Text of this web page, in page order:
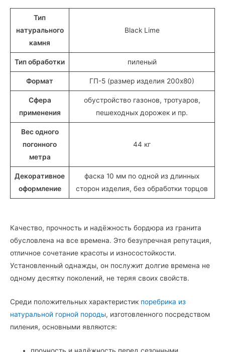
см)
Тип
натурального
камня
Black Lime
Тип обработки пиленый
Формат ГП-5 (размер изделия 200х80)
Сфера
применения
обустройство газонов, тротуаров,
пешеходных дорожек и пр.
Вес одного
погонного
метра
44 кг
Декоративное
оформление
фаска 10 мм по одной из длинных
сторон изделия, без обработки торцов
Качество, прочность и надёжность бордюра из гранита
обусловлена на все времена. Это безупречная репутация,
отличное сочетание красоты и износостойкости.
Установленный однажды, он послужит долгие времена не
одному десятку поколений, не теряя своих свойств.
Среди положительных характеристик поребрика из
натуральной горной породы, изготовленного посредством
пиления, основными являются:
прочность и надёжность перед сезонными